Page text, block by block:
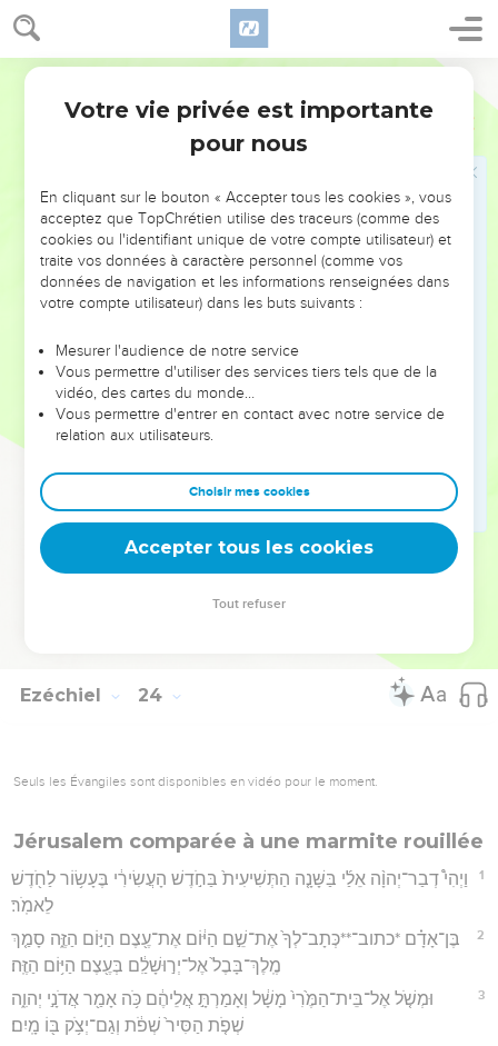
Ezéchiel 23
40
וְאַ֗ף כִּ֤י תִשְׁלַ֙חְנָה֙ לַֽאֲנָשִׁ֔ים בָּאִ֖ים מִמֶּרְחָ֑ק אֲשֶׁ֨ר מַלְאָ֜ךְ שָׁל֤וּחַ
אֲלֵיהֶם֙ וְהִנֵּה־בָ֔אוּ לַאֲשֶׁ֥ר רָחַ֛צְתְּ כָּחַ֥לְתְּ עֵינַ֖יִךְ וְעָ֥דִית עֶֽדִי׃
41
וְיָשַׁבְתְּ֙ עַל־מִטָּ֣ה כְבוּדָּ֔ה וְשֻׁלְחָ֥ן עָר֖וּךְ לְפָנֶ֑יהָ וּקְטָרְתִּ֥י וְשַׁמְנִ֖י שַׂ֥מְתְּ
42
וְק֣וֹל הָמוֹן֮ שָׁלֵ֣ו בָהּ֒ וְאֶל־אֲנָשִׁים֙ מֵרֹ֣ב אָדָ֔ם מוּבָאִ֥ים *סובאים
עַל־רָאשֵׁיהֶֽן׃
וָאֹמַ֕ר לַבָּלָ֖ה נִֽאוּפִ֑ים *עת **עַתָּ֛ה *יזנה **יִזְנ֥וּ תַזְנוּתֶ֖הָ וָהִֽיא׃
וַיָּב֣וֹא אֵלֶ֔יהָ כְּב֖וֹא אֶל־אִשָּׁ֣ה זוֹנָ֑ה כֵּ֣ן בָּ֗אוּ אֶֽל־אָֽהֳלָה֙ וְאֶל־אָ֣הֳלִיבָ֔ה
אִשֹּׁ֖ת הַזִּמָּֽה׃
שֹׁפְכ֣וֹת דָּ֑ם כִּ֤י נֹֽאֲפֹת֙ הֵ֔נָּה וְדָ֖ם בִּֽידֵיהֶֽן׃
כִּ֛י כֹּ֥ה אָמַ֖ר אֲדֹנָ֣י יְהוִ֑ה הַעֲלֵ֤ה עֲלֵיהֶם֙ קָהָ֔ל וְנָתֹ֥ן אֶתְהֶ֖ן לְזַעֲוָ֥ה וְלָבַֽז׃
וְרָגְמ֨וּ עֲלֵיהֶ֥ן אֶ֙בֶן֙ קָהָ֔ל וּבָרֵ֥א אוֹתְהֶ֖ן בְּחַרְבוֹתָ֑ם בְּנֵיהֶ֤ם וּבְנֽוֹתֵיהֶם֙
וְהִשְׁבַּתִּ֥י זִמָּ֖ה מִן־הָאָ֑רֶץ וְנִֽוַּסְּרוּ֙ כָּל־הַנָּשִׁ֔ים וְלֹ֥א תַעֲשֶׂ֖ינָה כְּזִמַּתְכֶֽנָה׃
וְנָתְנ֤וּ זִמַּתְכֶ֙נָה֙ עֲלֵיכֶ֔ן וַחֲטָאֵ֥י גִלּוּלֵיכֶ֖ן תִּשֶּׂ֑אינָה וִידַעְתֶּ֕ם כִּ֥י אֲנִ֖י אֲדֹנָ֥י
יְהוִֽה׃
Hébreu : © Westminster Leningrad Codex - tanach.us --- Grec : © 2010 by the
Ezéchiel 24
Seuls les Évangiles sont disponibles en vidéo pour le moment.
Jérusalem comparée à une marmite rouillée
1
וַיְהִי֩ דְבַר־יְהוָ֨ה אֵלַ֜י בַּשָּׁנָ֤ה הַתְּשִׁיעִית֙ בַּחֹ֣דֶשׁ הָעֲשִׂירִ֔י בֶּעָשׂ֥וֹר לַחֹ֖דֶשׁ
לֵאמֹֽר׃
2
בֶּן־אָדָ֗ם *כתוב־**כְּתָב־לְךָ֙ אֶת־שֵׁ֣ם הַיּ֔וֹם אֶת־עֶ֖צֶם הַיּ֣וֹם הַזֶּ֑ה סָמַ֤ךְ
מֶֽלֶךְ־בָּבֶל֙ אֶל־יְר֣וּשָׁלִַ֔ם בְּעֶ֖צֶם הַיּ֥וֹם הַזֶּֽה׃
3
וּמְשֹׁ֤ל אֶל־בֵּית־הַמֶּ֙רִי֙ מָשָׁ֔ל וְאָמַרְתָּ֣ אֲלֵיהֶ֔ם כֹּ֥ה אָמַ֖ר אֲדֹנָ֣י יְהוִ֑ה
שְׁפֹ֤ת הַסִּיר֙ שְׁפֹ֔ת וְגַם־יְצֹ֥ק בּ֖וֹ מָֽיִם׃
Votre vie privée est importante
pour nous
En cliquant sur le bouton « Accepter tous les cookies », vous
acceptez que TopChrétien utilise des traceurs (comme des
cookies ou l'identifiant unique de votre compte utilisateur) et
traite vos données à caractère personnel (comme vos
données de navigation et les informations renseignées dans
votre compte utilisateur) dans les buts suivants :
Mesurer l'audience de notre service
Vous permettre d'utiliser des services tiers tels que de la
vidéo, des cartes du monde…
Vous permettre d'entrer en contact avec notre service de
relation aux utilisateurs.
Choisir mes cookies
Accepter tous les cookies
Tout refuser